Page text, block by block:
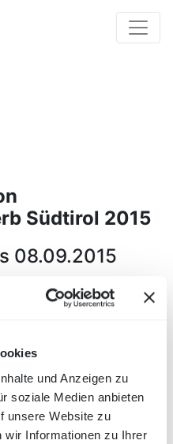
und Anzeigen zu
soziale Medien anbieten
unsere Website zu
wir Informationen zu Ihrer
Südtirol 2015
08.09.2015